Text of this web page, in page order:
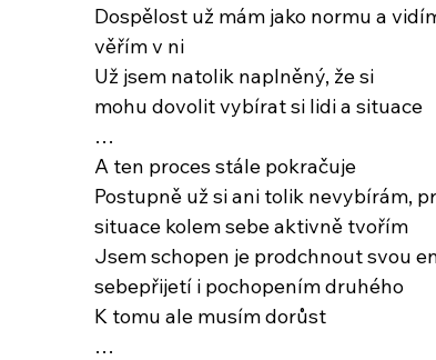
Dospělost už mám jako normu a
věřím v ni
Už jsem natolik naplněný, že si
mohu dovolit vybírat si lidi a situace
…
A ten proces stále pokračuje
Postupně už si ani tolik nevybírám,
situace kolem sebe aktivně tvořím
Jsem schopen je prodchnout svou
sebepřijetí i pochopením druhého
K tomu ale musím dorůst
…